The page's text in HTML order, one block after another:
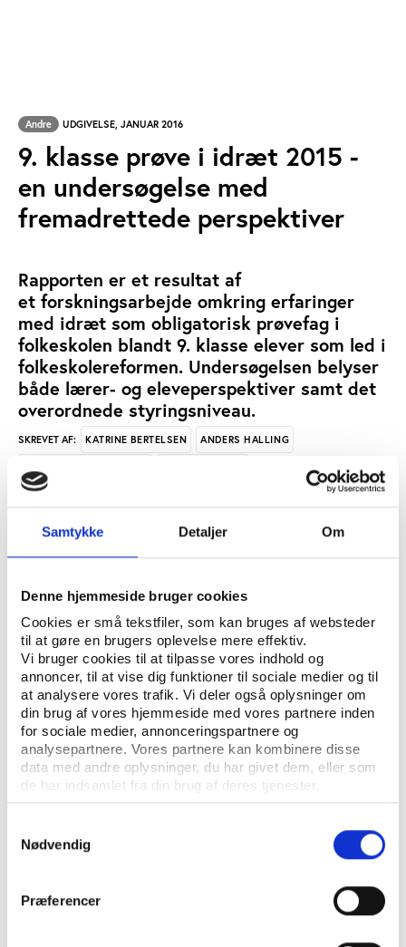
Samtykke Detaljer Om
Denne hjemmeside bruger cookies
Cookies er små tekstfiler, som kan bruges af websteder
til at gøre en brugers oplevelse mere effektiv.
Vi bruger cookies til at tilpasse vores indhold og
annoncer, til at vise dig funktioner til sociale medier og til
at analysere vores trafik. Vi deler også oplysninger om
din brug af vores hjemmeside med vores partnere inden
for sociale medier, annonceringspartnere og
analysepartnere. Vores partnere kan kombinere disse
data med andre oplysninger, du har givet dem, eller som
de har indsamlet fra din brug af deres tjenester.
Nødvendig
Præferencer
Andre UDGIVELSE, JANUAR 2016
9. klasse prøve i idræt 2015 -
en undersøgelse med
fremadrettede perspektiver
Rapporten er et resultat af
et forskningsarbejde omkring erfaringer
med idræt som obligatorisk prøvefag i
folkeskolen blandt 9. klasse elever som led i
folkeskolereformen. Undersøgelsen belyser
både lærer- og eleveperspektiver samt det
overordnede styringsniveau.
SKREVET AF: KATRINE BERTELSEN ANDERS HALLING
LOUISE STJERNE KNUDSEN
NØGLEORD: IDRÆTSPOLITIK GENERELT
UDGIVER: FORSKNINGS- OG INNOVATIONSCENTER FOR IDRÆT, BEVÆGELSE OG
LÆRING, SYDDANSK UNIVERSITET OG VIA UNIVERSITY COLLEGE LILLEBÆLT
ANTAL SIDER: 124
ISBN: 978-87-93192-72-0
Rapporten er lavet i samarbejde mellem Det
Nationale Videncenter KOSMOS, Forksnings- og
VIA University College.